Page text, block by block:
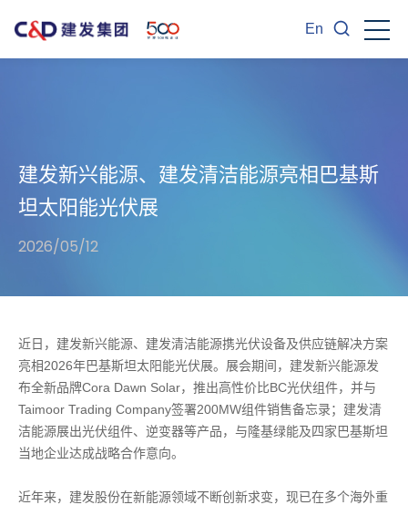
En
建发新兴能源、建发清洁能源亮相巴基斯
坦太阳能光伏展
2026/05/12
近日，建发新兴能源、建发清洁能源携光伏设备及供应链解决方案
亮相2026年巴基斯坦太阳能光伏展。展会期间，建发新兴能源发
布全新品牌Cora Dawn Solar，推出高性价比BC光伏组件，并与
Taimoor Trading Company签署200MW组件销售备忘录；建发清
洁能源展出光伏组件、逆变器等产品，与隆基绿能及四家巴基斯坦
当地企业达成战略合作意向。
近年来，建发股份在新能源领域不断创新求变，现已在多个海外重